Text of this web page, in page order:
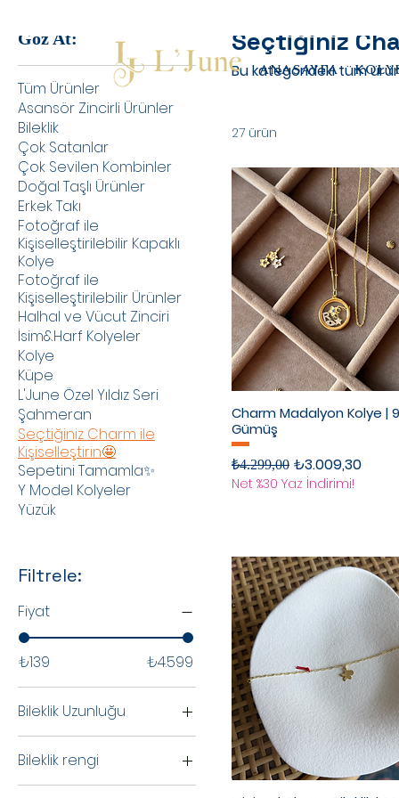
ANASAYFA
Göz At:
Tüm Ürünler
Asansör Zincirli Ürünler
Bileklik
Çok Satanlar
Çok Sevilen Kombinler
Doğal Taşlı Ürünler
Erkek Takı
Fotoğraf ile
Kişiselleştirilebilir Kapaklı
Kolye
Fotoğraf ile
Kişiselleştirilebilir Ürünler
Halhal ve Vücut Zinciri
İsim&Harf Kolyeler
Kolye
Küpe
L'June Özel Yıldız Seri
Şahmeran
Seçtiğiniz Charm ile
Kişiselleştirin🤩
Sepetini Tamamla✨
Y Model Kolyeler
Yüzük
Filtrele:
Fiyat
₺139 ₺4.599
Bileklik Uzunluğu
14 cm
15 cm
Bileklik rengi
Gold
Seçtiğiniz
Bu kategorideki tüm
27 ürün
Charm Madalyon Kolye |
Gümüş
Normal Fiyat
₺4.299,00 İndirimli Fiyat
₺3.009,30
Net %30 Yaz İndirimi!